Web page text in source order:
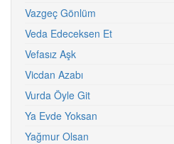
Vazgeç Gönlüm
Veda Edeceksen Et
Vefasız Aşk
Vicdan Azabı
Vurda Öyle Git
Ya Evde Yoksan
Yağmur Olsan